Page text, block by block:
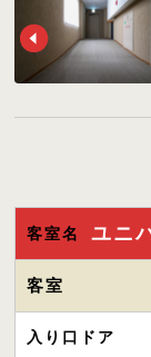
客室名 ユニ
客室
入り口ドア